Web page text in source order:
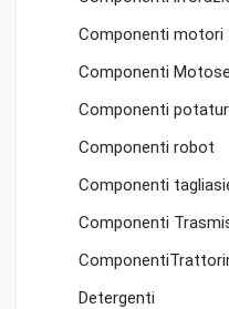
Componenti motori
Componenti
Componenti
Componenti robot
Componenti
Componenti
Detergenti